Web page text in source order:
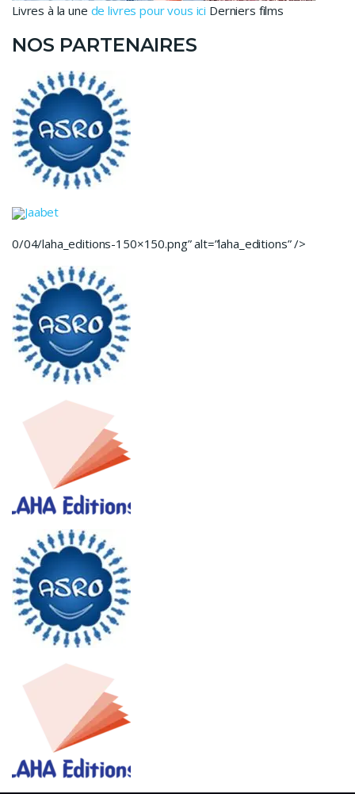
Livres à la une de livres pour vous ici Derniers films
NOS PARTENAIRES
Jaabet
0/04/laha_editions-150×150.png” alt=”laha_editions” />